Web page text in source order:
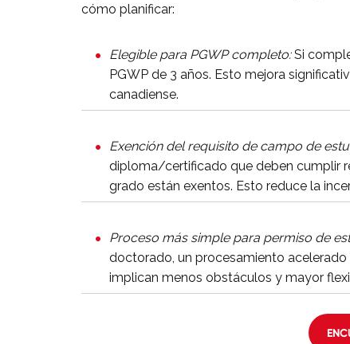
cómo planificar:
Elegible para PGWP completo:Si
PGWP de 3 años. Esto mejora
canadiense.
Exención del requisito de campo de
diploma/certificado que deben cumplir
grado están exentos. Esto reduce la
Proceso más simple para permiso de
doctorado, un procesamiento
implican menos obstáculos y mayor